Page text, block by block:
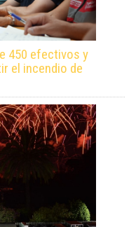
450 efectivos y
el incendio de